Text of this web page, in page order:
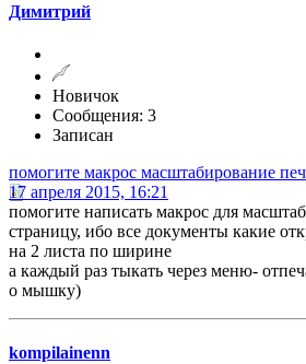
Димитрий
Новичок
Сообщения: 3
Записан
помогите макрос масштабирование
17 апреля 2015, 16:21
помогите написать макрос для
страницу, ибо все документы какие
на 2 листа по ширине
а каждый раз тыкать через меню-
о мышку)
kompilainenn